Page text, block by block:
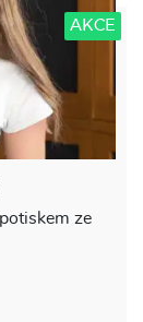
AKCE
ze